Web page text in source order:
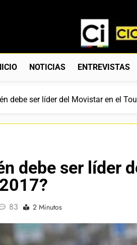
Web Dedicada
NOTICIAS ENTREVISTAS
debe ser líder del Movistar en el
debe ser líder
83 2 Minutos